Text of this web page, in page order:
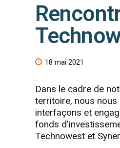
18 mai 2021
Dans le cadre de
territoire, nous nous
interfaçons et
fonds
Technowest et